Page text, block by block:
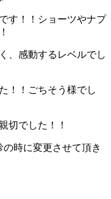
す！！ショーツやナプ
、感動するレベルでし
！！ごちそう様でし
切でした！！
の時に変更させて頂き